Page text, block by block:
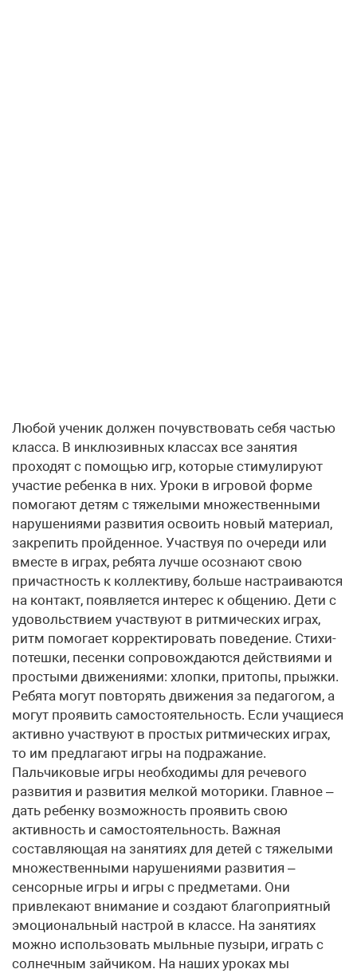
Любой ученик должен почувствовать себя частью
класса. В инклюзивных классах все занятия
проходят с помощью игр, которые стимулируют
участие ребенка в них. Уроки в игровой форме
помогают детям с тяжелыми множественными
нарушениями развития освоить новый материал,
закрепить пройденное. Участвуя по очереди или
вместе в играх, ребята лучше осознают свою
причастность к коллективу, больше настраиваются
на контакт, появляется интерес к общению. Дети с
удовольствием участвуют в ритмических играх,
ритм помогает корректировать поведение. Стихи-
потешки, песенки сопровождаются действиями и
простыми движениями: хлопки, притопы, прыжки.
Ребята могут повторять движения за педагогом, а
могут проявить самостоятельность. Если учащиеся
активно участвуют в простых ритмических играх,
то им предлагают игры на подражание.
Пальчиковые игры необходимы для речевого
развития и развития мелкой моторики. Главное –
дать ребенку возможность проявить свою
активность и самостоятельность. Важная
составляющая на занятиях для детей с тяжелыми
множественными нарушениями развития –
сенсорные игры и игры с предметами. Они
привлекают внимание и создают благоприятный
эмоциональный настрой в классе. На занятиях
можно использовать мыльные пузыри, играть с
солнечным зай­чиком. На наших уроках мы